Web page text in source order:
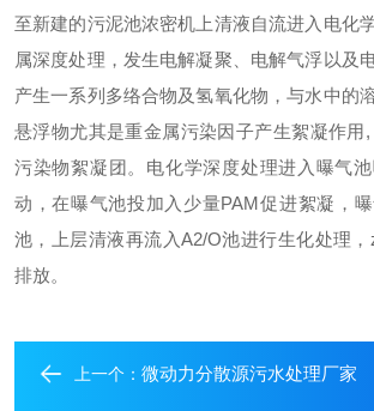
至新建的污泥池浓密机上清液自流进入电化
属深度处理，发生电解凝聚、电解气浮以及
产生一系列多络合物及氢氧化物，与水中的
悬浮物尤其是重金属污染因子产生絮凝作用
污染物絮凝团。电化学深度处理进入曝气
动，在曝气池投加入少量PAM促进絮凝，
池，上层清液再流入A2/O池进行生化处理
排放。
上一个： 微动力分散源污水处理厂家